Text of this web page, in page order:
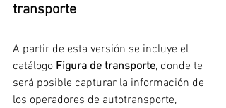
transporte
A partir de esta versión se incluye el
catálogo Figura de transporte, donde te
será posible capturar la información de
los operadores de autotransporte,